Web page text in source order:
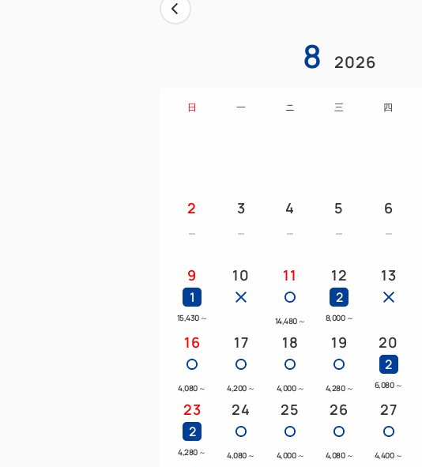
8 2026
日 一 ニ 三 四
2 3 4 5 6
9
1
15,430 ～
10 11
14,480 ～
12
2
8,000 ～
13
16
4,080 ～
17
4,200 ～
18
4,000 ～
19
4,280 ～
20
2
6,080 ～
23
2
4,280 ～
24
4,080 ～
25
4,000 ～
26
4,080 ～
27
4,400 ～